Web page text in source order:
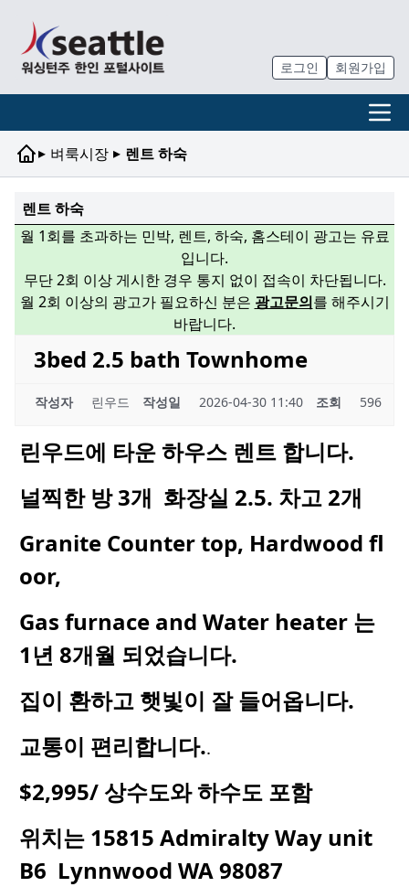
로그인 회원가입
▸ 벼룩시장 ▸ 렌트 하숙
렌트 하숙
월 1회를 초과하는 민박, 렌트, 하숙, 홈스테이 광고는 유료
입니다.
무단 2회 이상 게시한 경우 통지 없이 접속이 차단됩니다.
월 2회 이상의 광고가 필요하신 분은 광고문의를 해주시기
바랍니다.
3bed 2.5 bath Townhome
작성자 린우드 작성일 2026-04-30 11:40 조회 596
린우드에 타운 하우스 렌트 합니다.
널찍한 방 3개 화장실 2.5. 차고 2개
Granite Counter top, Hardwood fl
oor,
Gas furnace and Water heater 는
1년 8개월 되었습니다.
집이 환하고 햇빛이 잘 들어옵니다.
교통이 편리합니다..
$2,995/ 상수도와 하수도 포함
위치는 15815 Admiralty Way unit
B6 Lynnwood WA 98087